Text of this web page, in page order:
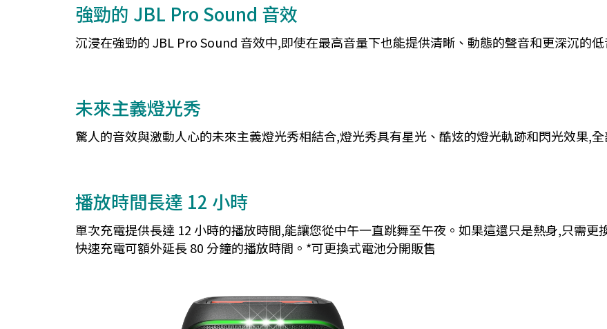
強勁的 JBL Pro Sound 音效
沉浸在強勁的 JBL Pro Sound 音效中,即使在最高音量下也能提供清晰、動態的聲音和更深沉的低
未來主義燈光秀
驚人的音效與激動人心的未來主義燈光秀相結合,燈光秀具有星光、酷炫的燈光軌跡和閃光效果,全
播放時間長達 12 小時
單次充電提供長達 12 小時的播放時間,能讓您從中午一直跳舞至午夜。如果這還只是熱身,只需
快速充電可額外延長 80 分鐘的播放時間。*可更換式電池分開販售